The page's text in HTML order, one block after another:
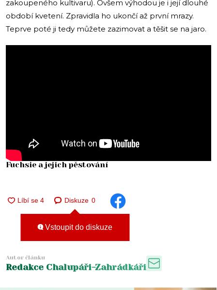
zakoupeného kultivaru). Ovšem výhodou je i její dlouhé
období kvetení. Zpravidla ho ukončí až první mrazy.
Teprve poté ji tedy můžete zazimovat a těšit se na jaro.
Fuchsie a jejich pěstování
Diskuze 0
Vstoupit do diskuze
Autor článku
Redakce Chalupáři-Zahrádkáři